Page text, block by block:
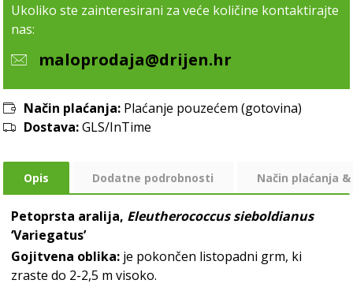
Ukoliko ste zainteresirani za veće količine kontaktirajte
nas:
maloprodaja@drijen.hr
Način plaćanja: Plaćanje pouzećem (gotovina)
Dostava:GLS/InTime
Opis Dodatne podrobnosti Način plaćanja
Petoprsta aralija, Eleutherococcus sieboldianus
‘Variegatus’
Gojitvena oblika: je pokončen listopadni grm, ki
zraste do 2-2,5 m visoko.